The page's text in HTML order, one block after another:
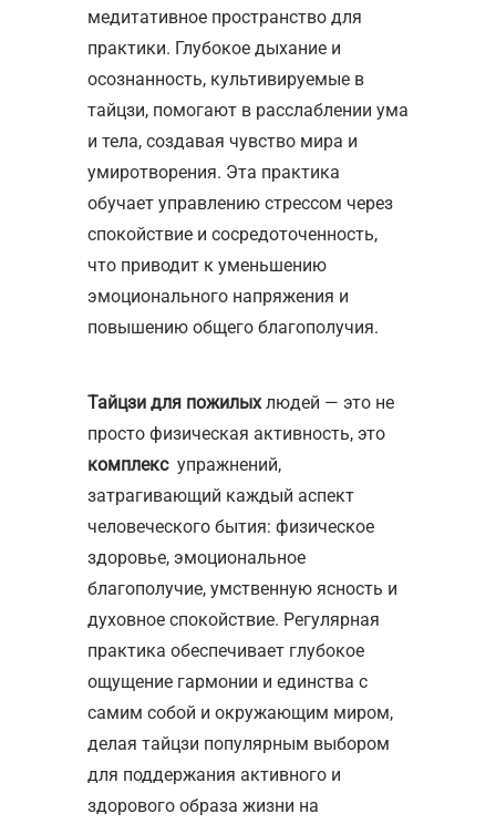
медитативное пространство для
практики. Глубокое дыхание и
осознанность, культивируемые в
тайцзи, помогают в расслаблении ума
и тела, создавая чувство мира и
умиротворения. Эта практика
обучает управлению стрессом через
спокойствие и сосредоточенность,
что приводит к уменьшению
эмоционального напряжения и
повышению общего благополучия.
Тайцзи для пожилыхлюдей — это не
просто физическая активность, это
комплекс упражнений,
затрагивающий каждый аспект
человеческого бытия: физическое
здоровье, эмоциональное
благополучие, умственную ясность и
духовное спокойствие. Регулярная
практика обеспечивает глубокое
ощущение гармонии и единства с
самим собой и окружающим миром,
делая тайцзи популярным выбором
для поддержания активного и
здорового образа жизни на